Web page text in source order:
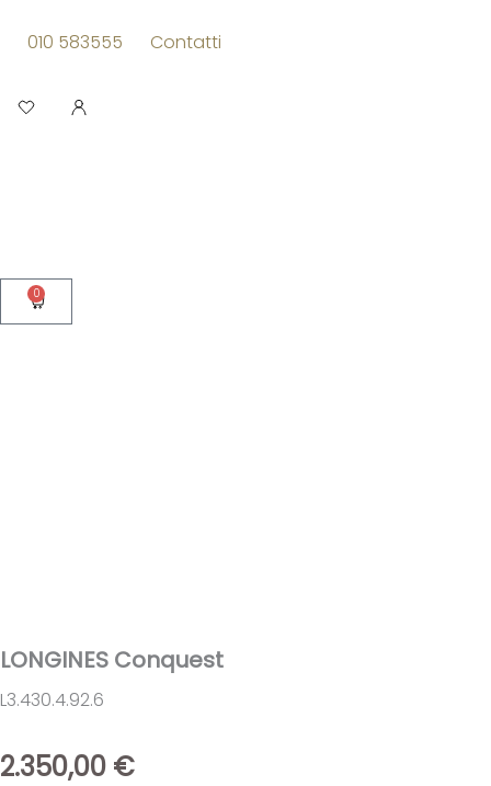
010 583555 Contatti
0
Carrello
LONGINES Conquest
L3.430.4.92.6
2.350,00 €